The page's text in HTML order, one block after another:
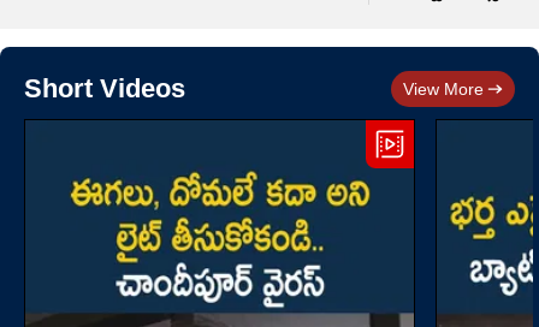
Short Videos View More